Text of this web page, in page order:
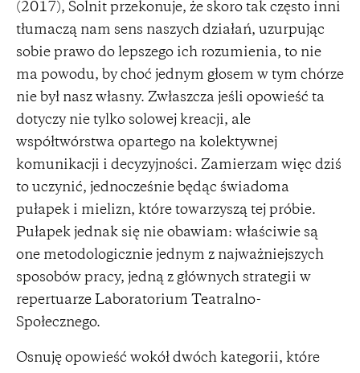
(2017), Solnit przekonuje, że skoro tak często inni
tłumaczą nam sens naszych działań, uzurpując
sobie prawo do lepszego ich rozumienia, to nie
ma powodu, by choć jednym głosem w tym chórze
nie był nasz własny. Zwłaszcza jeśli opowieść ta
dotyczy nie tylko solowej kreacji, ale
współtwórstwa opartego na kolektywnej
komunikacji i decyzyjności. Zamierzam więc dziś
to uczynić, jednocześnie będąc świadoma
pułapek i mielizn, które towarzyszą tej próbie.
Pułapek jednak się nie obawiam: właściwie są
one metodologicznie jednym z najważniejszych
sposobów pracy, jedną z głównych strategii w
repertuarze Laboratorium Teatralno-
Społecznego.
Osnuję opowieść wokół dwóch kategorii, które